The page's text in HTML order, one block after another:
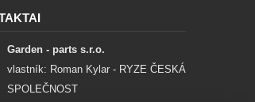
Garden - parts s.r.o.
vlastník: Roman Kylar - RYZE ČESKÁ
SPOLEČNOST